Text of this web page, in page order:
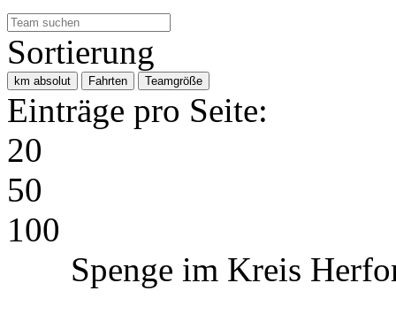
Sortierung
km absolut Fahrten Teamgröße
Einträge pro Seite:
20
50
100
Spenge im Kreis